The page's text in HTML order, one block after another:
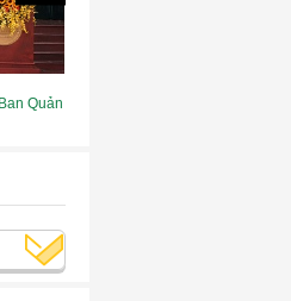
Quản